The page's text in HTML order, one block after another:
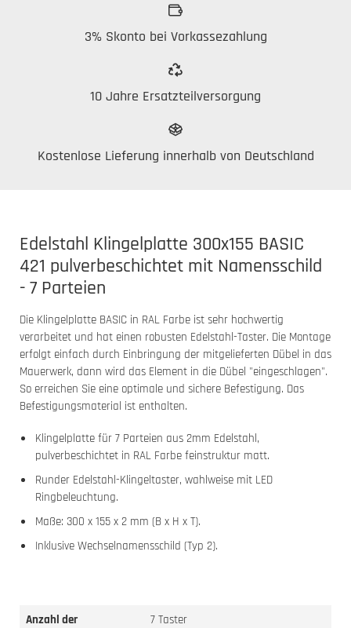
3% Skonto bei Vorkassezahlung
10 Jahre Ersatzteilversorgung
Kostenlose Lieferung innerhalb von Deutschland
Edelstahl Klingelplatte 300x155 BASIC
421 pulverbeschichtet mit Namensschild
- 7 Parteien
Die Klingelplatte BASIC in RAL Farbe ist sehr hochwertig
verarbeitet und hat einen robusten Edelstahl-Taster. Die Montage
erfolgt einfach durch Einbringung der mitgelieferten Dübel in das
Mauerwerk, dann wird das Element in die Dübel "eingeschlagen".
So erreichen Sie eine optimale und sichere Befestigung. Das
Befestigungsmaterial ist enthalten.
Klingelplatte für 7 Parteien aus 2mm Edelstahl,
pulverbeschichtet in RAL Farbe feinstruktur matt.
Runder Edelstahl-Klingeltaster, wahlweise mit LED
Ringbeleuchtung.
Maße: 300 x 155 x 2 mm (B x H x T).
Inklusive Wechselnamensschild (Typ 2).
Anzahl der
7 Taster